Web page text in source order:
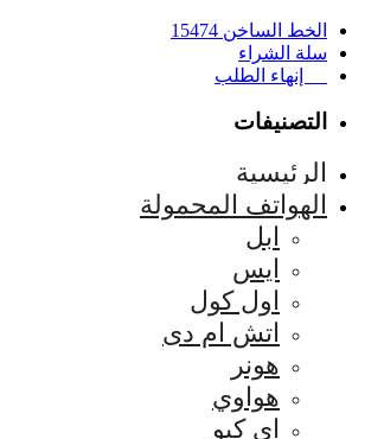
الخط الساخن 15474
سلة الشراء
إنهاء الطلب
التصنيفات
الرئيسية
الهواتف المحمولة
ابل
ايس
اول كول
اتش ام دى
هونر
هواوي
اي كيو